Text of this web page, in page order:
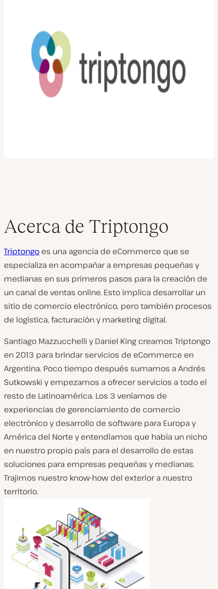
Acerca de Triptongo
Triptongo es una agencia de eCommerce que se
especializa en acompañar a empresas pequeñas y
medianas en sus primeros pasos para la creación de
un canal de ventas online. Esto implica desarrollar un
sitio de comercio electrónico, pero también procesos
de logística, facturación y marketing digital.
Santiago Mazzucchelli y Daniel King creamos Triptongo
en 2013 para brindar servicios de eCommerce en
Argentina. Poco tiempo después sumamos a Andrés
Sutkowski y empezamos a ofrecer servicios a todo el
resto de Latinoamérica. Los 3 veníamos de
experiencias de gerenciamiento de comercio
electrónico y desarrollo de software para Europa y
América del Norte y entendíamos que había un nicho
en nuestro propio país para el desarrollo de estas
soluciones para empresas pequeñas y medianas.
Trajimos nuestro know-how del exterior a nuestro
territorio.